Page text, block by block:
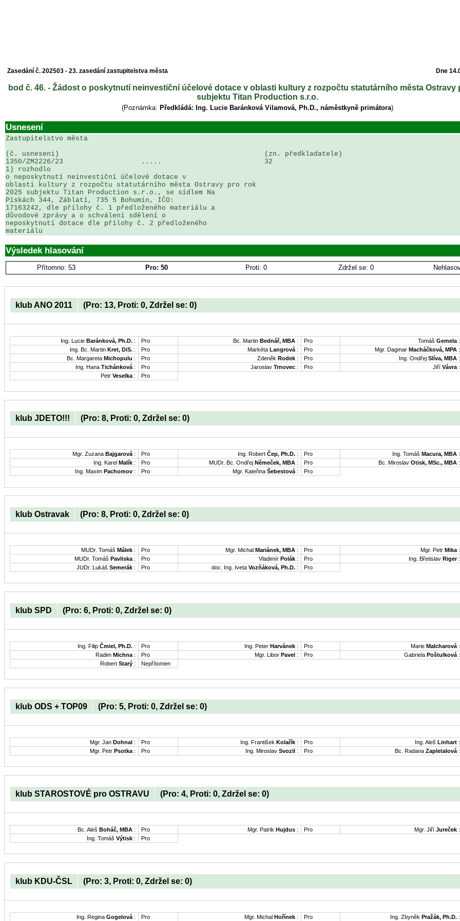
Zasedání č. 202503 - 23. zasedání zastupitelstva města Dne
bod č. 46. - Žádost o poskytnutí neinvestiční účelové dotace v oblasti kultury z rozpočtu statutárního města Ostravy
subjektu Titan Production s.r.o.
(Poznámka: Předkládá: Ing. Lucie Baránková Vilamová, Ph.D., náměstkyně primátora)
Usnesení
Zastupitelstvo města
(č. usneseni)                                                  (zn. předkladatele)
1350/ZM2226/23                   .....                         32
1) rozhodlo
o neposkytnutí neinvestiční účelové dotace v
oblasti kultury z rozpočtu statutárního města Ostravy pro rok
2025 subjektu Titan Production s.r.o., se sídlem Na
Pískách 344, Záblatí, 735 5 Bohumín, IČO:
17163242, dle přílohy č. 1 předloženého materiálu a
důvodové zprávy a o schválení sdělení o
neposkytnutí dotace dle přílohy č. 2 předloženého
materiálu
Výsledek hlasování
Přítomno: 53 Pro: 50 Proti: 0 Zdržel se: 0
klub ANO 2011 (Pro: 13, Proti: 0, Zdržel se: 0)
Ing. Lucie Baránková, Ph.D. : Pro Bc. Martin Bednář, MBA : Pro Tomáš Gemela :
Ing. Bc. Martin Kret, DiS. : Pro Markéta Langrová : Pro Mgr. Dagmar Macháčková, MPA :
Bc. Margareta Michopulu : Pro Zdeněk Rodek : Pro Ing. Ondřej Slíva, MBA :
Ing. Hana Tichánková : Pro Jaroslav Trnovec : Pro Jiří Vávra :
Petr Veselka : Pro
klub JDETO!!! (Pro: 8, Proti: 0, Zdržel se: 0)
Mgr. Zuzana Bajgarová: Pro Ing. Robert Čep, Ph.D. : Pro Ing. Tomáš Macura, MBA :
Ing. Karel Malík : Pro MUDr. Bc. Ondřej Němeček, MBA : Pro Bc. Miroslav Otisk, MSc., MBA :
Ing. Maxim Pachomov : Pro Mgr. Kateřina Šebestová: Pro
klub Ostravak (Pro: 8, Proti: 0, Zdržel se: 0)
MUDr. Tomáš Málek : Pro Mgr. Michal Mariánek, MBA : Pro Mgr. Petr Mika :
MUDr. Tomáš Pavliska : Pro Vladimír Polák : Pro Ing. Břetislav Riger:
JUDr. Lukáš Semerák : Pro doc. Ing. Iveta Vozňáková, Ph.D. : Pro
klub SPD (Pro: 6, Proti: 0, Zdržel se: 0)
Ing. Filip Čmiel, Ph.D. : Pro Ing. Peter Harvánek : Pro Marie Malcharová :
Radim Michna : Pro Mgr. Libor Pavel : Pro Gabriela Poštulková :
Robert Starý : Nepřítomen
klub ODS + TOP09 (Pro: 5, Proti: 0, Zdržel se: 0)
Mgr. Jan Dohnal : Pro Ing. František Kolařík : Pro Ing. Aleš Linhart :
Mgr. Petr Psotka : Pro Ing. Miroslav Svozil : Pro Bc. Radana Zapletalová :
klub STAROSTOVÉ pro OSTRAVU (Pro: 4, Proti: 0, Zdržel se: 0)
Bc. Aleš Boháč, MBA : Pro Mgr. Patrik Hujdus : Pro Mgr. Jiří Jureček :
Ing. Tomáš Výtisk : Pro
klub KDU-ČSL (Pro: 3, Proti: 0, Zdržel se: 0)
Ing. Regina Gogelová : Pro Mgr. Michal Hořínek : Pro Ing. Zbyněk Pražák, Ph.D. :